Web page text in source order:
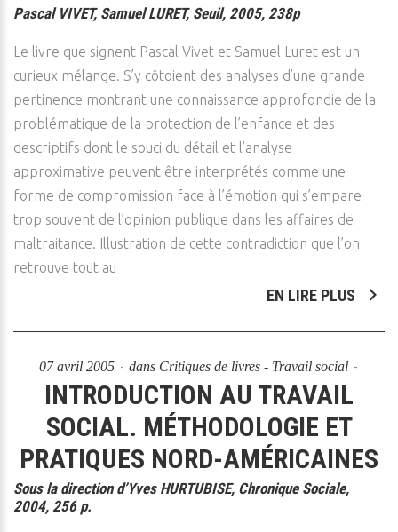
Pascal VIVET, Samuel LURET, Seuil, 2005, 238p
Le livre que signent Pascal Vivet et Samuel Luret est un
curieux mélange. S’y côtoient des analyses d’une grande
pertinence montrant une connaissance approfondie de la
problématique de la protection de l’enfance et des
descriptifs dont le souci du détail et l’analyse
approximative peuvent être interprétés comme une
forme de compromission face à l’émotion qui s’empare
trop souvent de l’opinion publique dans les affaires de
maltraitance. Illustration de cette contradiction que l’on
retrouve tout au
EN LIRE PLUS
07 avril 2005 dans Critiques de livres - Travail social
INTRODUCTION AU TRAVAIL
SOCIAL. MÉTHODOLOGIE ET
PRATIQUES NORD-AMÉRICAINES
Sous la direction d’Yves HURTUBISE, Chronique Sociale,
2004, 256 p.